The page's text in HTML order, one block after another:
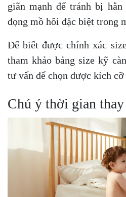
giãn mạnh để tránh bị
đọng mồ hôi đặc biệt trong
Để biết được chính xác
tham khảo bảng size kỹ
tư vấn để chọn được kích
Chú ý thời gian